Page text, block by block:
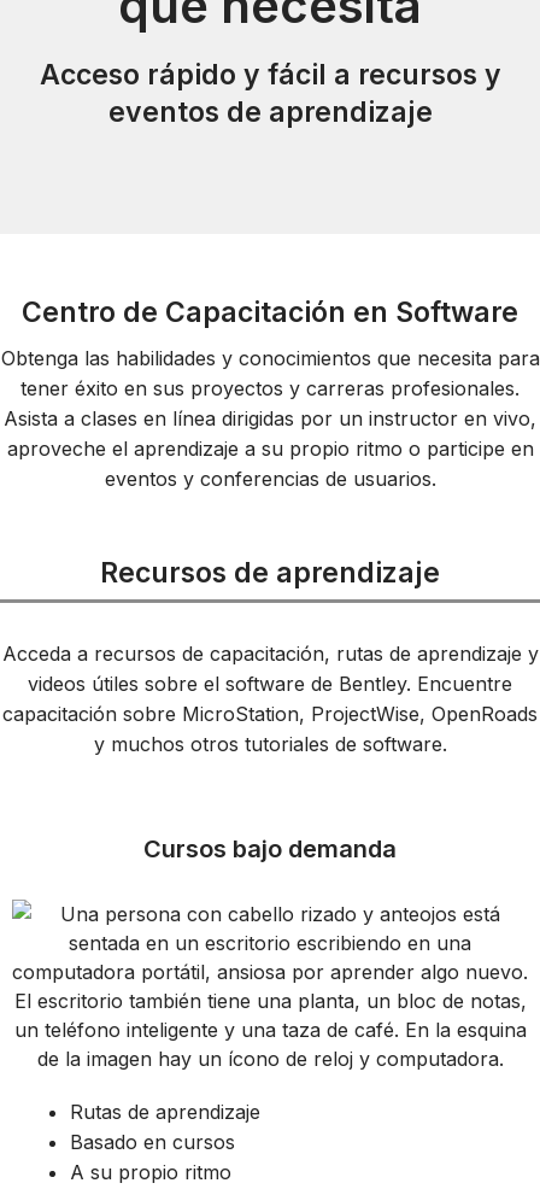
Acceso rápido y fácil a recursos y
eventos de aprendizaje
Centro de Capacitación en Software
Obtenga las habilidades y conocimientos que necesita para
tener éxito en sus proyectos y carreras profesionales.
Asista a clases en línea dirigidas por un instructor en vivo,
aproveche el aprendizaje a su propio ritmo o participe en
eventos y conferencias de usuarios.
Recursos de aprendizaje
Acceda a recursos de capacitación, rutas de aprendizaje y
videos útiles sobre el software de Bentley. Encuentre
capacitación sobre MicroStation, ProjectWise, OpenRoads
y muchos otros tutoriales de software.
Cursos bajo demanda
Rutas de aprendizaje
Basado en cursos
A su propio ritmo